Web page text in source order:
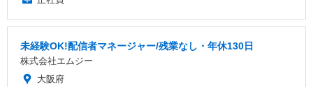
未経験OK!配信者マネージャー/残業なし・年休130日
株式会社エムジー
大阪府